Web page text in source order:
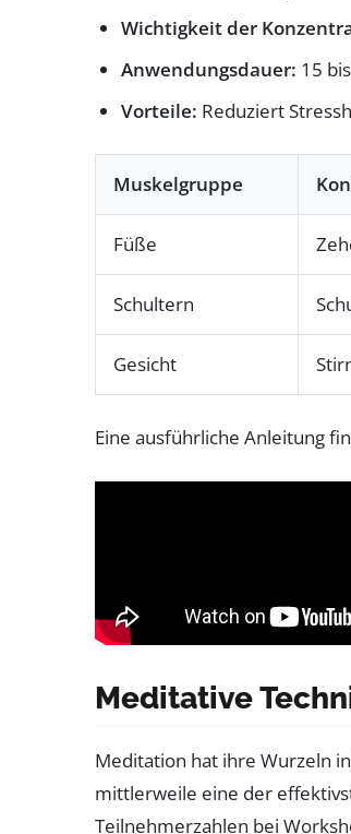
Wichtigkeit der
Anwendungsdauer: 15
Vorteile: Reduziert
Muskelgruppe
Füße
Schultern
Gesicht
Eine ausführliche Anleitung
Meditative
Meditation hat ihre Wurzeln
mittlerweile eine der
Teilnehmerzahlen bei